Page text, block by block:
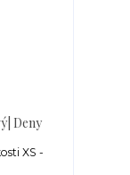
Deny
XS -